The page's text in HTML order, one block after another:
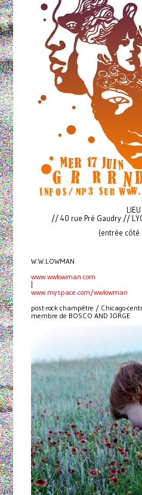
LIEU
// 40 rue Pré Gaudry //
(entrée côté
W.W.LOWMAN
www.wwlowman.com
www.myspace.com/wwlowman
post-rock champêtre / Chicago-
membre de BOSCO AND JORGE